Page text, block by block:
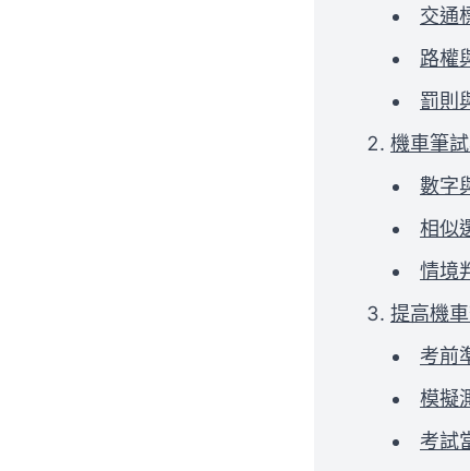
交通
路權
罰則
機車筆
數字
相似
情境
提高機
考前
模擬
考試